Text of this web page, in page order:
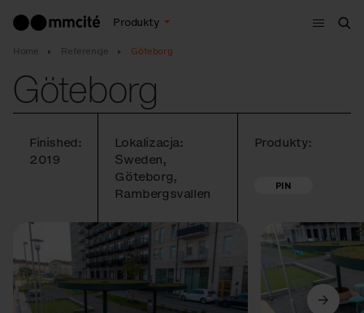
Produkty
Menu
Home Referencje Göteborg
Göteborg
Finished:
2019
Lokalizacja:
Sweden,
Göteborg,
Rambergsvallen
Produkty:
PIN